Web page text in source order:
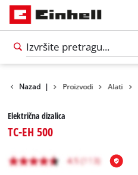
Nazad | Proizvodi Alati
Električna dizalica
TC-EH 500